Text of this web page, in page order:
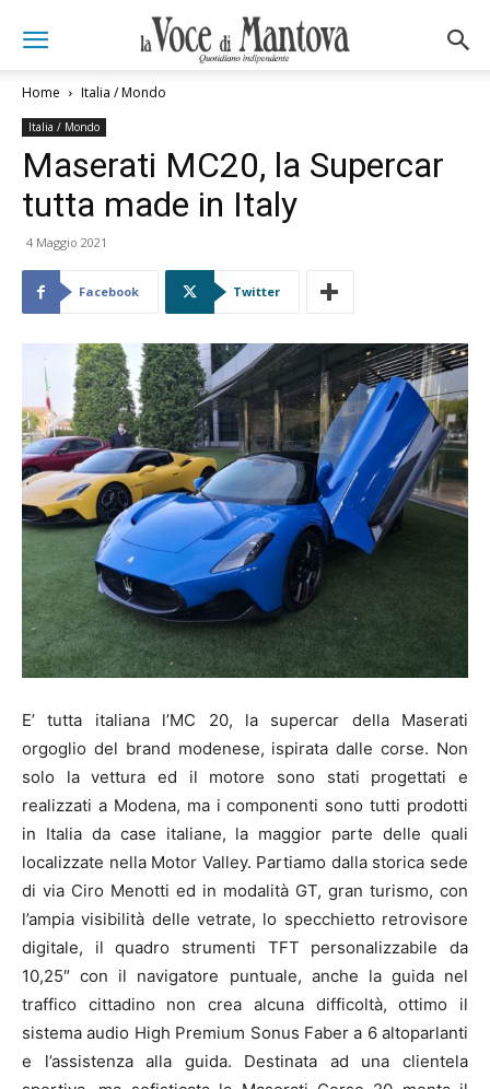
Home Italia / Mondo
Italia / Mondo
Maserati MC20, la Supercar
tutta made in Italy
4 Maggio 2021
Facebook Twitter
E’ tutta italiana l’MC 20, la supercar della Maserati
orgoglio del brand modenese, ispirata dalle corse. Non
solo la vettura ed il motore sono stati progettati e
realizzati a Modena, ma i componenti sono tutti prodotti
in Italia da case italiane, la maggior parte delle quali
localizzate nella Motor Valley. Partiamo dalla storica sede
di via Ciro Menotti ed in modalità GT, gran turismo, con
l’ampia visibilità delle vetrate, lo specchietto retrovisore
digitale, il quadro strumenti TFT personalizzabile da
10,25″ con il navigatore puntuale, anche la guida nel
traffico cittadino non crea alcuna difficoltà, ottimo il
sistema audio High Premium Sonus Faber a 6 altoparlanti
e l’assistenza alla guida. Destinata ad una clientela